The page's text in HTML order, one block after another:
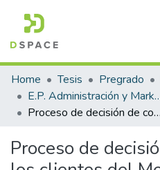
Communities & Collections
All of DSpace
Statistics
Home Tesis Pregrado
E.P.
Proceso de decisión de compra de los clientes del Mercado Internacional Túpac Amaru, Juliaca - 2023
Proceso de